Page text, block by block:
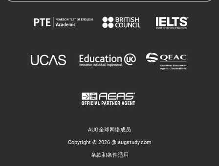
AUG全球网络成员
Copyright © 2026 @ augstudy.com
条款和条件适用